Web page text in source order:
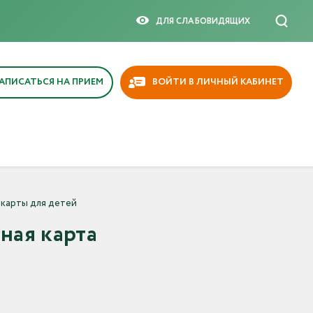
ДЛЯ СЛАБОВИДЯЩИX
НА ПРИЕМ ВОЙТИ В ЛИЧНЫЙ КАБИНЕТ
для детей
карта